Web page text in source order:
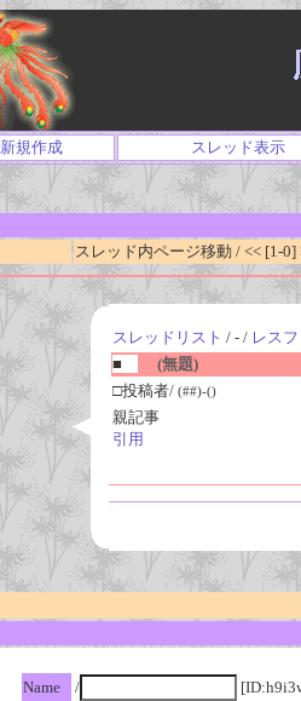
新規作成 スレッド表示
スレッド内ページ移動 / << [1-0]
スレッドリスト / - / レス
■
(無題)
□投稿者/ (##)-()
親記事
引用
Name
/